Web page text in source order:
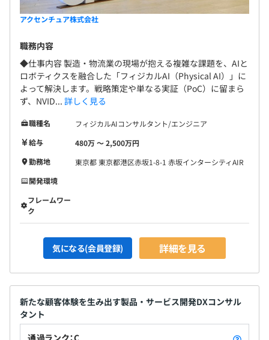
アクセンチュア株式会社
職務内容
◆仕事内容 製造・物流業の現場が抱える複雑な課題を、AIと
ロボティクスを融合した「フィジカルAI（Physical AI）」に
よって解決します。戦略策定や単なる実証（PoC）に留まら
ず、NVID... 詳しく見る
職種名
フィジカルAIコンサルタント/エンジニア
給与
480万 〜 2,500万円
勤務地
東京都 東京都港区赤坂1-8-1 赤坂インターシティAIR
開発環境
フレームワー
ク
気になる(会員登録) 詳細を見る
新たな顧客体験を生み出す製品・サービス開発DXコンサル
タント